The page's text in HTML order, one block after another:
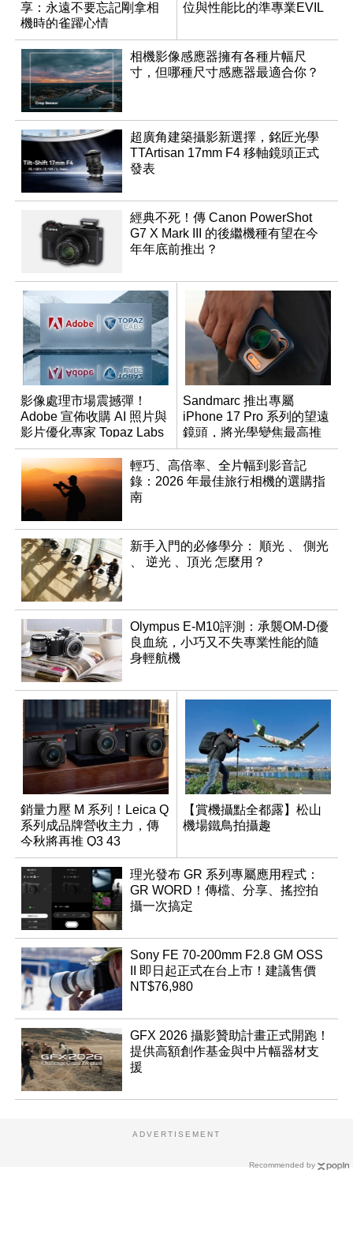
享：永遠不要忘記剛拿相
機時的雀躍心情
位與性能比的準專業EVIL
相機影像感應器擁有各種片幅尺
寸，但哪種尺寸感應器最適合你？
超廣角建築攝影新選擇，銘匠光學
TTArtisan 17mm F4 移軸鏡頭正式
發表
經典不死！傳 Canon PowerShot
G7 X Mark III 的後繼機種有望在今
年年底前推出？
影像處理市場震撼彈！
Adobe 宣佈收購 AI 照片與
影片優化專家 Topaz Labs
Sandmarc 推出專屬
iPhone 17 Pro 系列的望遠
鏡頭，將光學變焦最高推
升至 16 倍
輕巧、高倍率、全片幅到影音記
錄：2026 年最佳旅行相機的選購指
南
新手入門的必修學分： 順光 、 側光
、 逆光 、頂光 怎麼用？
Olympus E-M10評測：承襲OM-D優
良血統，小巧又不失專業性能的隨
身輕航機
銷量力壓 M 系列！Leica Q
系列成品牌營收主力，傳
今秋將再推 Q3 43
Monochrom
【賞機攝點全都露】松山
機場鐵鳥拍攝趣
理光發布 GR 系列專屬應用程式：
GR WORD！傳檔、分享、搖控拍
攝一次搞定
Sony FE 70-200mm F2.8 GM OSS
II 即日起正式在台上市！建議售價
NT$76,980
GFX 2026 攝影贊助計畫正式開跑！
提供高額創作基金與中片幅器材支
援
Recommended by
ADVERTISEMENT